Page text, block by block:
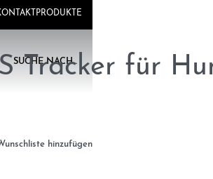
PRODUKTE
SUCHE NACH...
Tracker für
hinzufügen